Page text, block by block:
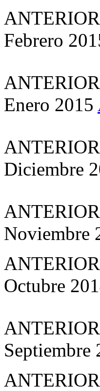
ANTERIOR
Febrero
ANTERIOR
Enero 2015
ANTERIOR
Diciembre
ANTERIOR
Noviembre
ANTERIOR
Octubre
ANTERIOR
Septiembre
ANTERIOR